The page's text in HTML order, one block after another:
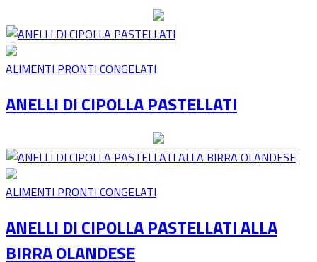
ALIMENTI PRONTI CONGELATI
ANELLI DI CIPOLLA PASTELLATI
ALIMENTI PRONTI CONGELATI
ANELLI DI CIPOLLA PASTELLATI ALLA
BIRRA OLANDESE